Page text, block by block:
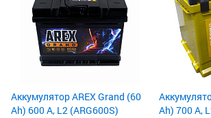
Аккумулятор AREX Grand (60
Ah) 600 А, L2 (ARG600S)
Ah) 700 А,